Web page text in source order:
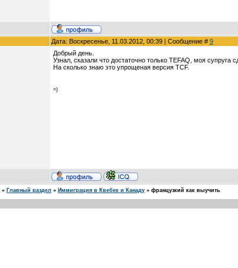
Дата: Воскресенье, 11.03.2012, 00:39 | Сообщение # 9
Добрый день.
Узнал, сказали что достаточно только TEFAQ, моя супруга
На сколько знаю это упрощеная версия TCF.
=)
» Главный раздел » Иммиграция в Квебек и Канаду » французкий как выучить